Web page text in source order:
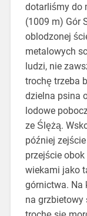
dotarliśmy do
(1009 m) Gór
oblodzonej
metalowych
ludzi, nie
trochę trzeba
dzielna psina
lodowe
ze Ślężą.
później
przejście obok
wiekami jako
górnictwa. Na
na grzbietowy